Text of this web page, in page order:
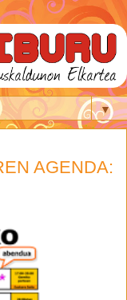
▼
AGENDA: